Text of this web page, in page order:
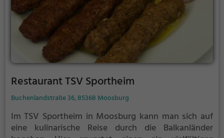
Restaurant TSV Sportheim
Buchenlandstraße 36, 85368 Moosburg
Im TSV Sportheim in Moosburg kann man sich auf
eine kulinarische Reise durch die Balkanländer